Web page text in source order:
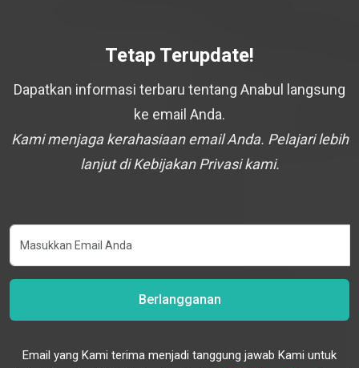
Tetap Terupdate!
Dapatkan informasi terbaru tentang Anabul langsung
ke email Anda.
Kami menjaga kerahasiaan email Anda. Pelajari lebih
lanjut di Kebijakan Privasi kami.
Berlangganan
Email yang Kami terima menjadi tanggung jawab Kami untuk